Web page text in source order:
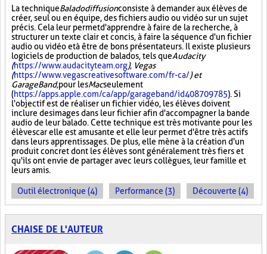
La techniqueBaladodiffusionconsiste à demander aux élèves de
créer, seul ou en équipe, des fichiers audio ou vidéo sur un sujet
précis. Cela leur permet d'apprendre à faire de la recherche, à
structurer un texte clair et concis, à faire la séquence d'un fichier
audio ou vidéo et à être de bons présentateurs. Il existe plusieurs
logiciels de production de balados, tels queAudacity
(https://www.audacityteam.org), Vegas
(https://www.vegascreativesoftware.com/fr-ca/) et
GarageBand,pour lesMacseulement
(https://apps.apple.com/ca/app/garageband/id408709785). Si
l'objectif est de réaliser un fichier vidéo, les élèves doivent
inclure des images dans leur fichier afin d'accompagner la bande
audio de leur balado. Cette technique est très motivante pour les
élèves car elle est amusante et elle leur permet d'être très actifs
dans leurs apprentissages. De plus, elle mène à la création d'un
produit concret dont les élèves sont généralement très fiers et
qu'ils ont envie de partager avec leurs collègues, leur famille et
leurs amis.
Outil électronique (4) Performance (3) Découverte (4)
CHAISE DE L'AUTEUR